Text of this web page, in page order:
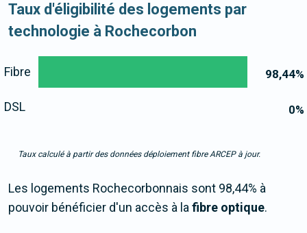
Taux d'éligibilité des logements par
technologie à Rochecorbon
98,44%
0%
Fibre
DSL
Taux calculé à partir des données déploiement fibre ARCEP à jour.
Les logements Rochecorbonnais sont 98,44% à
pouvoir bénéficier d'un accès à lafibre optique.